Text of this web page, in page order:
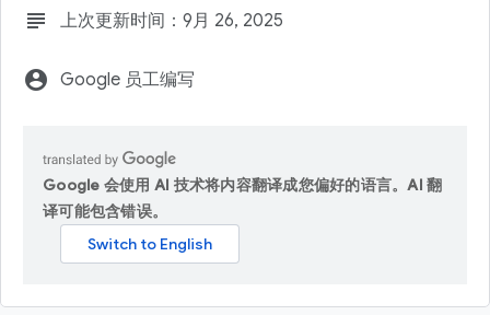
subject 上次更新时间：9月 26, 2025
account_circle Google 员工编写
Google 会使用 AI 技术将内容翻译成您偏好的语言。AI 翻
译可能包含错误。